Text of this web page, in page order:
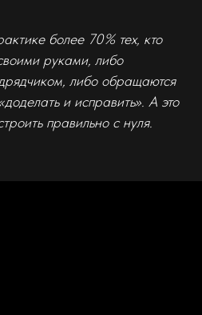
более 70% тех, кто
руками, либо
либо обращаются
и исправить». А это
правильно с нуля.